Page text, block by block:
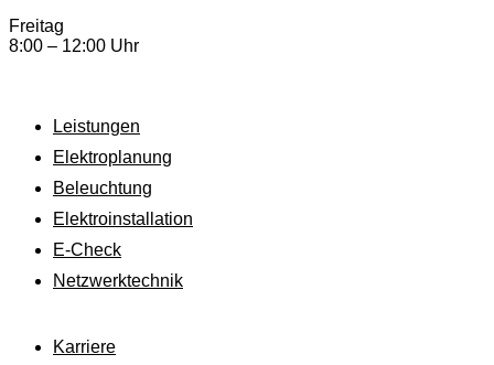
Freitag
8:00 – 12:00 Uhr
Leistungen
Elektroplanung
Beleuchtung
Elektroinstallation
E-Check
Netzwerktechnik
Karriere